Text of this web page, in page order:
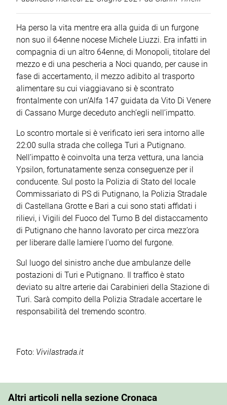
Ha perso la vita mentre era alla guida di un furgone
non suo il 64enne nocese Michele Liuzzi. Era infatti in
compagnia di un altro 64enne, di Monopoli, titolare del
mezzo e di una pescheria a Noci quando, per cause in
fase di accertamento, il mezzo adibito al trasporto
alimentare su cui viaggiavano si è scontrato
frontalmente con un’Alfa 147 guidata da Vito Di Venere
di Cassano Murge deceduto anch’egli nell’impatto.
Lo scontro mortale si è verificato ieri sera intorno alle
22:00 sulla strada che collega Turi a Putignano.
Nell’impatto è coinvolta una terza vettura, una lancia
Ypsilon, fortunatamente senza conseguenze per il
conducente. Sul posto la Polizia di Stato del locale
Commissariato di PS di Putignano, la Polizia Stradale
di Castellana Grotte e Bari a cui sono stati affidati i
rilievi, i Vigili del Fuoco del Turno B del distaccamento
di Putignano che hanno lavorato per circa mezz’ora
per liberare dalle lamiere l'uomo del furgone.
Sul luogo del sinistro anche due ambulanze delle
postazioni di Turi e Putignano. Il traffico è stato
deviato su altre arterie dai Carabinieri della Stazione di
Turi. Sarà compito della Polizia Stradale accertare le
responsabilità del tremendo scontro.
Foto: Vivilastrada.it
Altri articoli nella sezione Cronaca